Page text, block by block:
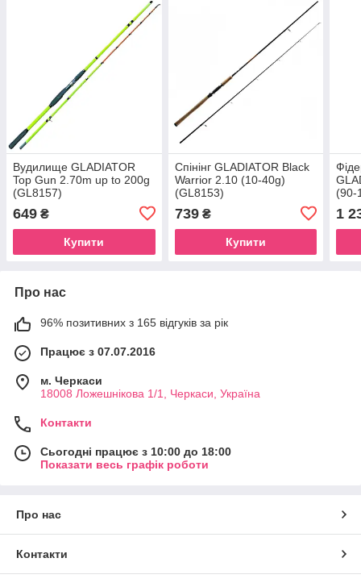
Вудилище GLADIATOR
Top Gun 2.70m up to 200g
(GL8157)
649 ₴
Купити
Cпінінг GLADIATOR Black
Warrior 2.10 (10-40g)
(GL8153)
739₴
Купити
(90-
1
Про нас
96% позитивних з 165 відгуків за рік
Працює з 07.07.2016
м. Черкаси
18008 Ложешнікова 1/1, Черкаси, Україна
Контакти
Сьогодні працює з 10:00 до 18:00
Показати весь графік роботи
Про нас
Контакти